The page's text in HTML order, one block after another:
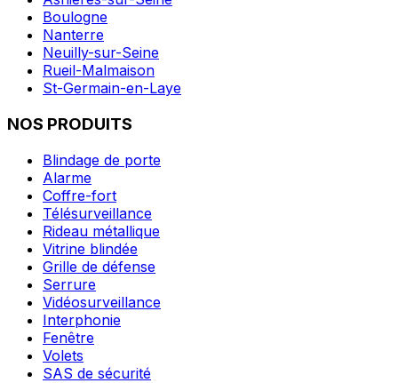
Boulogne
Nanterre
Neuilly-sur-Seine
Rueil-Malmaison
St-Germain-en-Laye
NOS PRODUITS
Blindage de porte
Alarme
Coffre-fort
Télésurveillance
Rideau métallique
Vitrine blindée
Grille de défense
Serrure
Vidéosurveillance
Interphonie
Fenêtre
Volets
SAS de sécurité